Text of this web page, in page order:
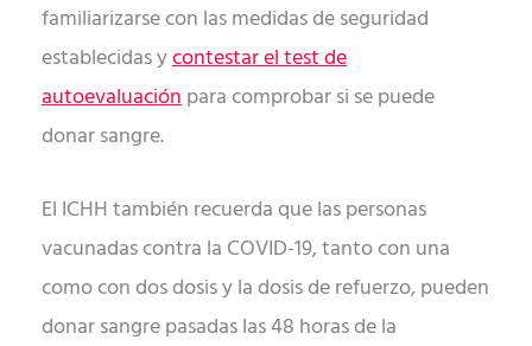
familiarizarse con las medidas de seguridad
establecidas ycontestar el test de
autoevaluaciónpara comprobar si se puede
donar sangre.
El ICHH también recuerda que las personas
vacunadas contra la COVID-19, tanto con una
como con dos dosis y la dosis de refuerzo, pueden
donar sangre pasadas las 48 horas de la